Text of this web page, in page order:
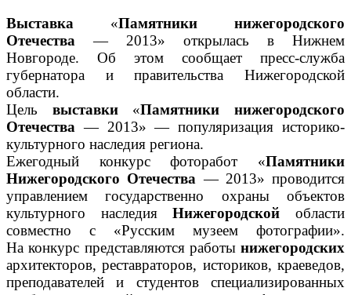
Выставка «Памятники нижегородского
Отечества — 2013» открылась в Нижнем
Новгороде. Об этом сообщает пресс-служба
губернатора и правительства Нижегородской
области.
Цель выставки «Памятники нижегородского
Отечества — 2013»— популяризация историко-
культурного наследия региона.
Ежегодный конкурс фоторабот «Памятники
Нижегородского Отечества — 2013» проводится
управлением государственно охраны объектов
культурного наследияНижегородской области
совместно с «Русским музеем фотографии».
На конкурс представляются работы нижегородских
архитекторов, реставраторов, историков, краеведов,
преподавателей и студентов специализированных